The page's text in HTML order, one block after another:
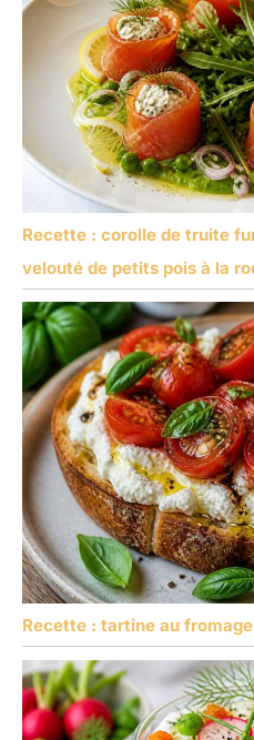
Recette : corolle de truite
velouté de petits pois à la
Recette : tartine au